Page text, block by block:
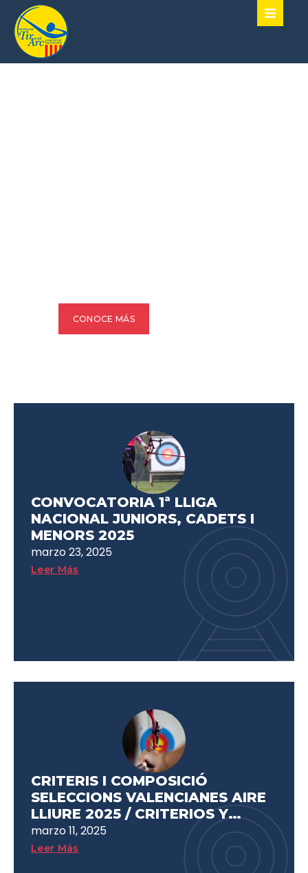
CONOCE MÁS
CONVOCATORIA 1ª LLIGA
NACIONAL JUNIORS, CADETS I
MENORS 2025
marzo 23, 2025
Leer Más
CRITERIS I COMPOSICIÓ
SELECCIONS VALENCIANES AIRE
LLIURE 2025 / CRITERIOS Y
COMPOSICIÓN SELECCIONES
VALENCIANAS AIRE LIBRE 2025
marzo 11, 2025
Leer Más